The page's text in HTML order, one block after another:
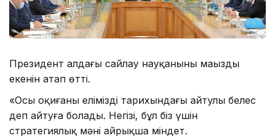
Президент алдағы сайлау науқанының маңызды
екенін атап өтті.
«Осы оқиғаны еліміздің тарихындағы айтулы белес
деп айтуға болады. Негізі, бұл біз үшін
стратегиялық мәні айрықша міндет.